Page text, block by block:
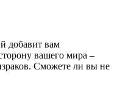
добавит вам
вашего мира –
Сможете ли вы не